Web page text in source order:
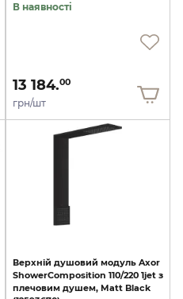
В наявності
13 184.00
грн/шт
Верхній душовий модуль Axor
ShowerComposition 110/220 1jet з
плечовим душем, Matt Black